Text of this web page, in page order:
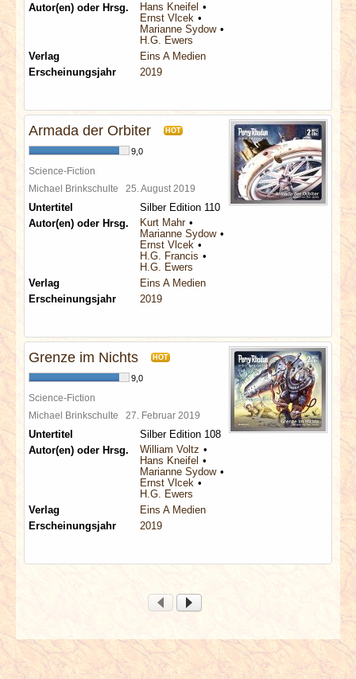
Autor(en) oder Hrsg.
Hans Kneifel
Ernst Vlcek
Marianne Sydow
H.G. Ewers
Verlag
Eins A Medien
Erscheinungsjahr
2019
Armada der Orbiter HOT
9,0
Science-Fiction
Michael Brinkschulte 25. August 2019
Untertitel
Silber Edition 110
Autor(en) oder Hrsg.
Kurt Mahr
Marianne Sydow
Ernst Vlcek
H.G. Francis
H.G. Ewers
Verlag
Eins A Medien
Erscheinungsjahr
2019
Grenze im Nichts HOT
9,0
Science-Fiction
Michael Brinkschulte 27. Februar 2019
Untertitel
Silber Edition 108
Autor(en) oder Hrsg.
William Voltz
Hans Kneifel
Marianne Sydow
Ernst Vlcek
H.G. Ewers
Verlag
Eins A Medien
Erscheinungsjahr
2019